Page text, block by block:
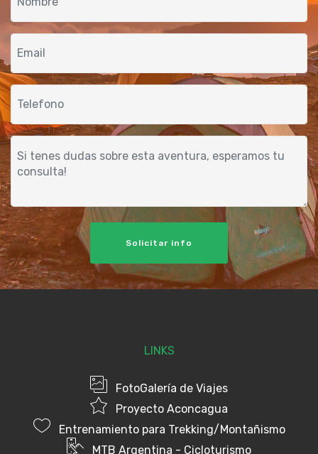
Solicitar info
LINKS
FotoGalería de Viajes
Proyecto Aconcagua
Entrenamiento para Trekking/Montañismo
MTB Argentina - Cicloturismo